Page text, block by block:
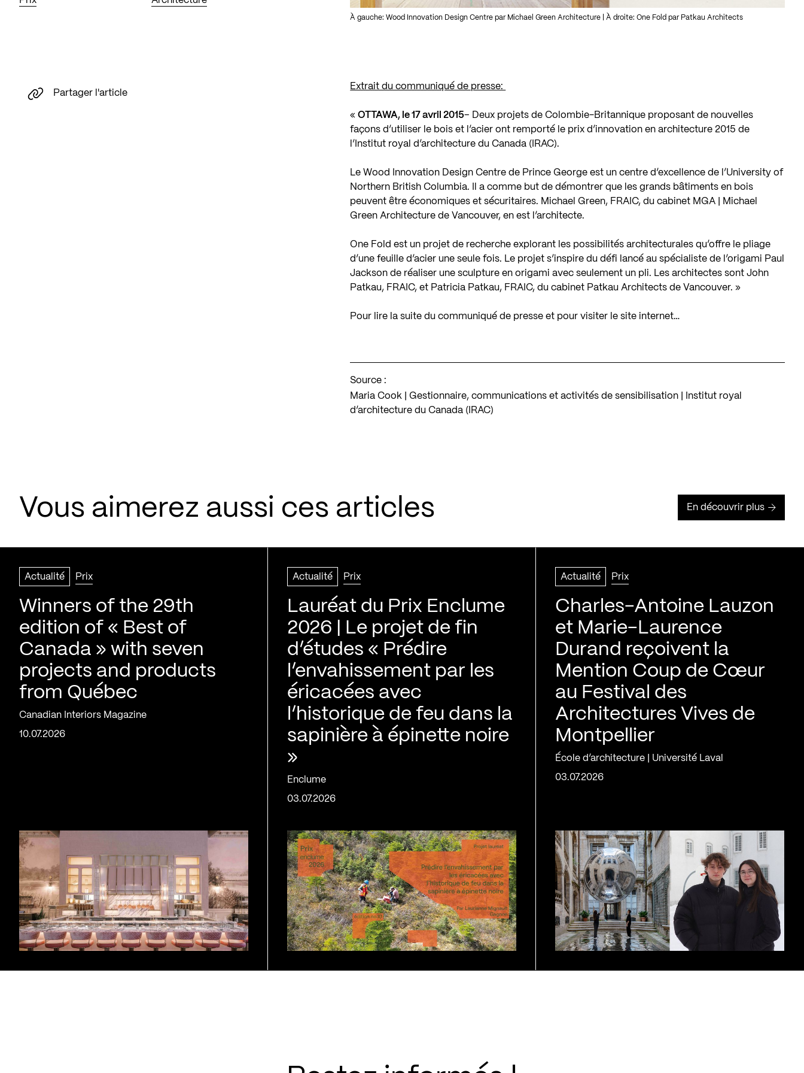
À gauche: Wood Innovation Design Centre par Michael Green Architecture | À droite: One Fold par Patkau Architects
Extrait du communiqué de presse:
«OTTAWA, le 17 avril 2015– Deux projets de Colombie-Britannique proposant de nouvelles
façons d’utiliser le bois et l’acier ont remporté le prix d’innovation en architecture 2015 de
l’Institut royal d’architecture du Canada (IRAC).
Le Wood Innovation Design Centre de Prince George est un centre d’excellence de l’University of
Northern British Columbia. Il a comme but de démontrer que les grands bâtiments en bois
peuvent être économiques et sécuritaires. Michael Green, FRAIC, du cabinet MGA | Michael
Green Architecture de Vancouver, en est l’architecte.
One Fold est un projet de recherche explorant les possibilités architecturales qu’offre le pliage
d’une feuille d’acier une seule fois. Le projet s’inspire du défi lancé au spécialiste de l’origami Paul
Jackson de réaliser une sculpture en origami avec seulement un pli. Les architectes sont John
Patkau, FRAIC, et Patricia Patkau, FRAIC, du cabinet Patkau Architects de Vancouver. »
Pour lire la suite du communiqué de presse et pour visiter le site internet…
Source :
Maria Cook | Gestionnaire, communications et activités de sensibilisation | Institut royal
d’architecture du Canada (IRAC)
Partager l'article
Vous aimerez aussi ces articles En découvrir plus
Actualité Prix
Winners of the 29th
edition of « Best of
Canada » with seven
projects and products
from Québec
Canadian Interiors Magazine
10.07.2026
Actualité Prix
Lauréat du Prix Enclume
2026 | Le projet de fin
d’études « Prédire
l’envahissement par les
éricacées avec
l’historique de feu dans la
sapinière à épinette noire
»
Enclume
03.07.2026
Actualité Prix
Charles-Antoine Lauzon
et Marie-Laurence
Durand reçoivent la
Mention Coup de Cœur
au Festival des
Architectures Vives de
Montpellier
École d’architecture | Université Laval
03.07.2026